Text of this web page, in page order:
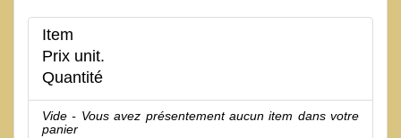
Item
Prix unit.
Quantité
Vide - Vous avez présentement aucun item dans votre
panier